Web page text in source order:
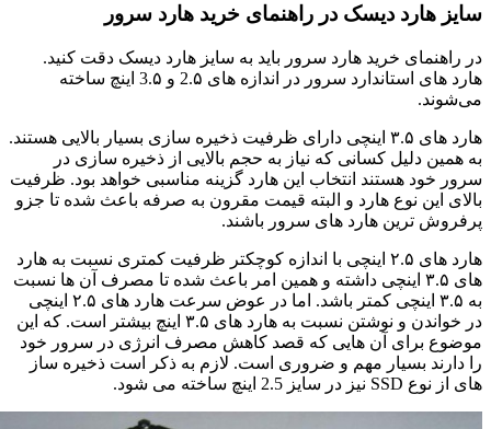
سایز هارد دیسک در راهنمای خرید هارد سرور
در راهنمای خرید هارد سرور باید به سایز هارد دیسک دقت کنید.
هارد های استاندارد سرور در اندازه های 2.۵ و 3.۵ اینچ ساخته
می‌شوند.
هارد ‌های ۳.۵ اینچی دارای ظرفیت ذخیره سازی بسیار بالایی هستند.
به همین دلیل کسانی که نیاز به حجم بالایی از ذخیره سازی در
سرور خود هستند انتخاب این هارد گزینه مناسبی خواهد بود. ظرفیت
بالای این نوع هارد و البته قیمت مقرون به صرفه باعث شده تا جزو
پرفروش ترین هارد های سرور باشند.
هارد ‌های ۲.۵ اینچی با اندازه کوچکتر ظرفیت کمتری نسبت به هارد
‌های ۳.۵ اینچی داشته و همین امر باعث شده تا مصرف آن ها نسبت
به ۳.۵ اینچی کمتر باشد. اما در عوض سرعت هارد ‌های ۲.۵ اینچی
در خواندن و نوشتن نسبت به هارد ‌های ۳.۵ اینچ بیشتر است. که این
موضوع برای آن هایی که قصد کاهش مصرف انرژی در سرور خود
را دارند بسیار مهم و ضروری است. لازم به ذکر است ذخیره ساز
های از نوع SSD نیز در سایز 2.5 اینچ ساخته می شود.